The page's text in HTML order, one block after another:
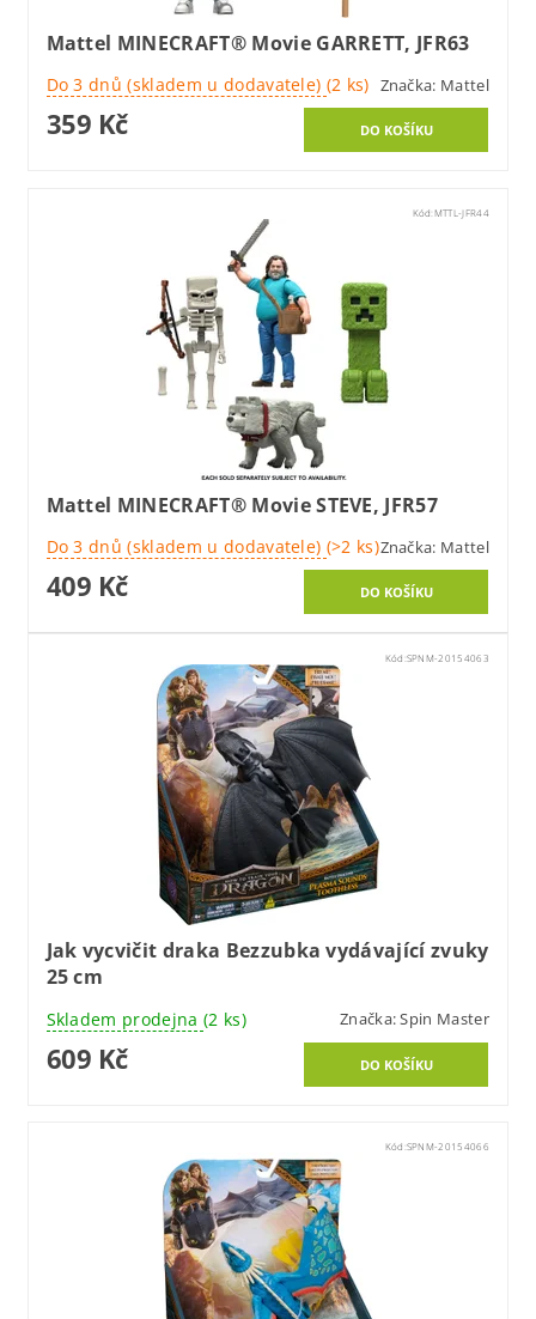
Mattel MINECRAFT® Movie GARRETT, JFR63
Do 3 dnů (skladem u dodavatele) (2 ks) Značka: Mattel
359 Kč
Kód: MTTL-JFR44
Mattel MINECRAFT® Movie STEVE, JFR57
Do 3 dnů (skladem u dodavatele) (>2 ks)Značka: Mattel
409 Kč
Kód: SPNM-20154063
Jak vycvičit draka Bezzubka vydávající zvuky
25 cm
Skladem prodejna (2 ks) Značka:Spin Master
609 Kč
Kód: SPNM-20154066